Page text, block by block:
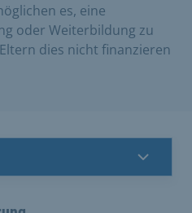
es, eine
oder Weiterbildung zu
dies nicht finanzieren